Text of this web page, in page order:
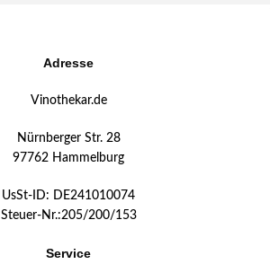
Adresse
Vinothekar.de
Nürnberger Str. 28
97762 Hammelburg
UsSt-ID: DE241010074
Steuer-Nr.:205/200/153
Service